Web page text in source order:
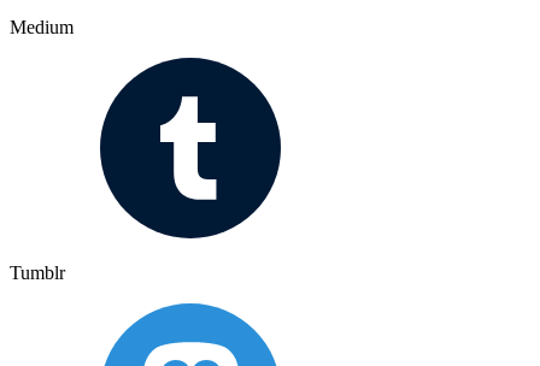
Medium
Tumblr